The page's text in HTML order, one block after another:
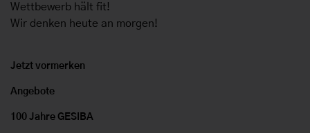
Wettbewerb hält fit!
Wir denken heute an morgen!
Jetzt vormerken
Angebote
100 Jahre GESIBA